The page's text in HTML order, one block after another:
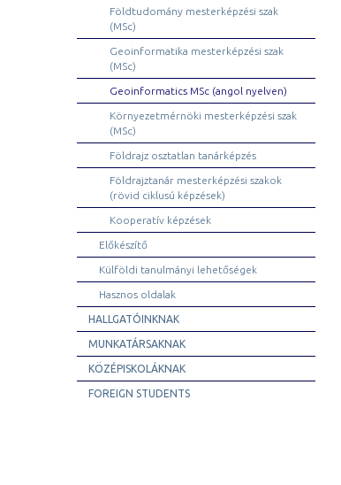
Földtudomány mesterképzési szak
(MSc)
Geoinformatika mesterképzési szak
(MSc)
Geoinformatics MSc (angol nyelven)
Környezetmérnöki mesterképzési szak
(MSc)
Földrajz osztatlan tanárképzés
Földrajztanár mesterképzési szakok
(rövid ciklusú képzések)
Kooperatív képzések
Előkészítő
Külföldi tanulmányi lehetőségek
Hasznos oldalak
HALLGATÓINKNAK
MUNKATÁRSAKNAK
KÖZÉPISKOLÁKNAK
FOREIGN STUDENTS